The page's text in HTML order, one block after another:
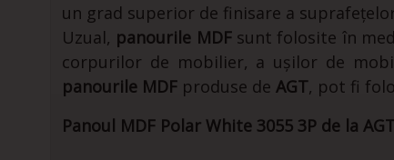
un grad superior de finisare a
Uzual, panourile MDFsunt folosite în
corpurilor de mobilier, a ușilor de
panourile MDF produse de AGT, pot fi
Panoul MDF Polar White 3055 3P de la